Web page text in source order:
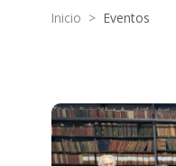
Inicio > Eventos